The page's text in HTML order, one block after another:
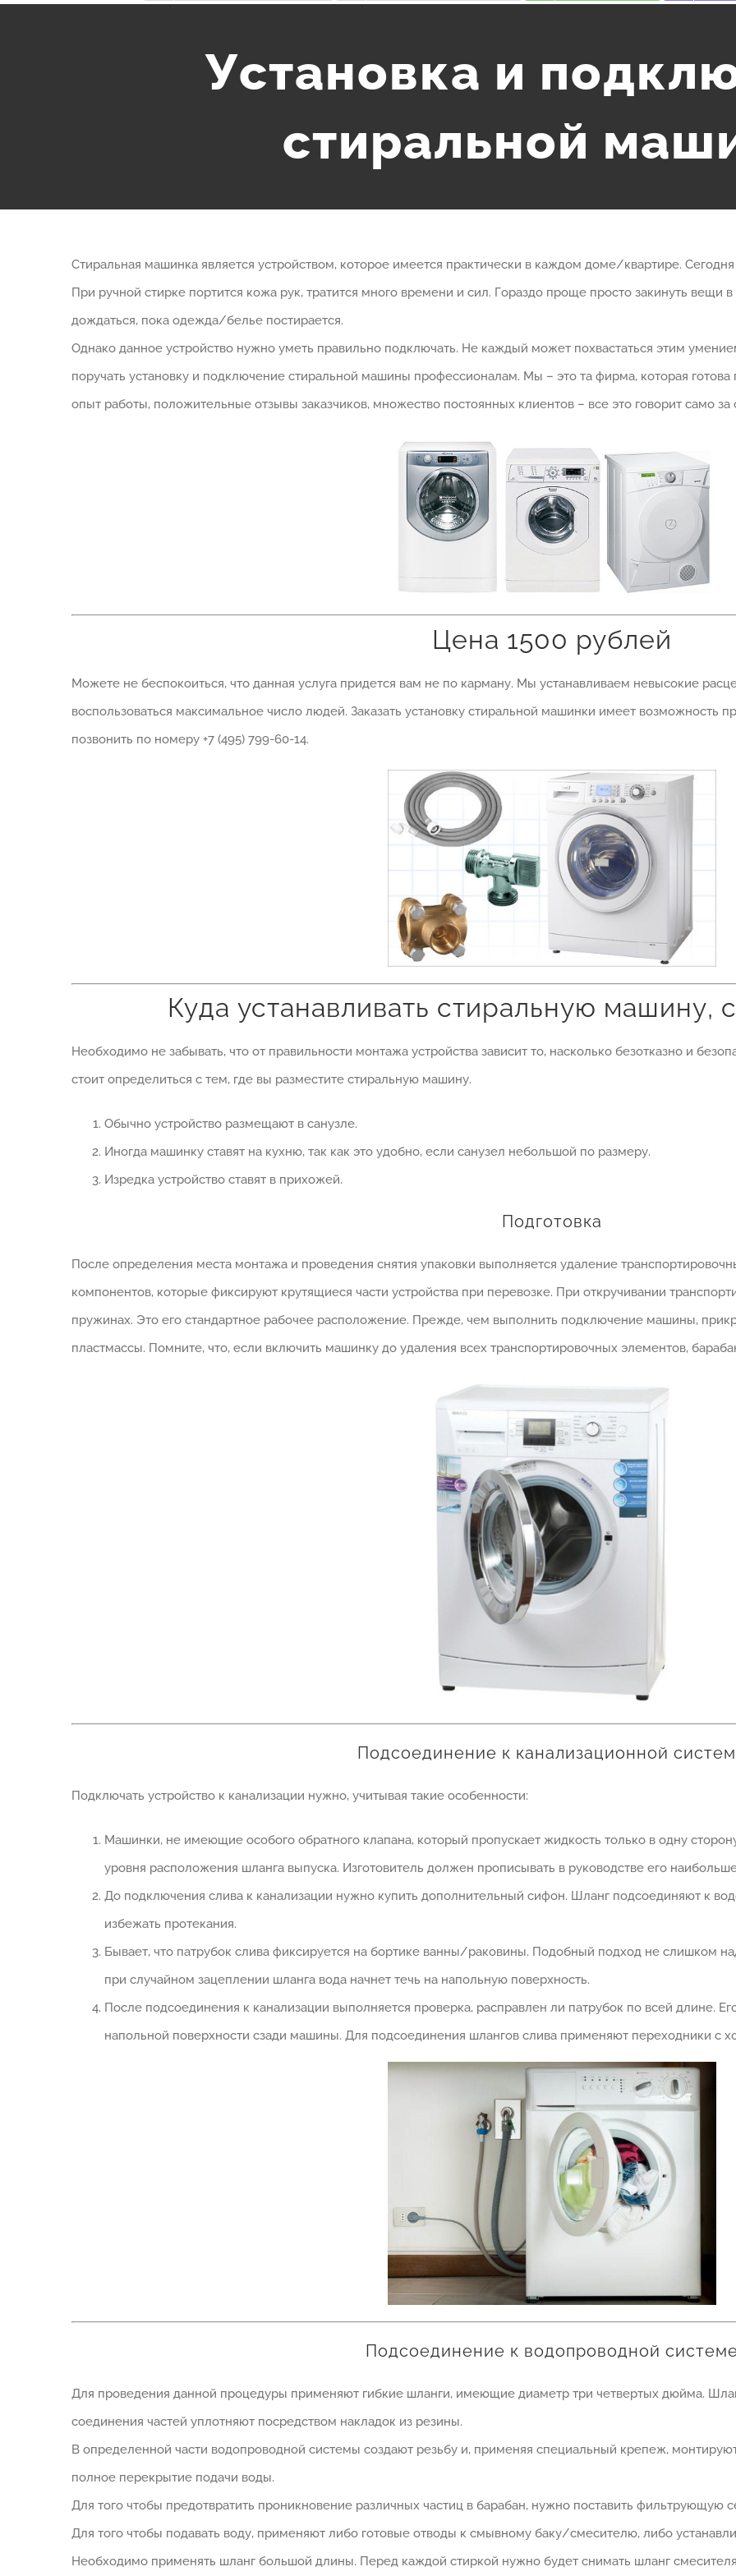
Установка и
стиральной
Стиральная машинка является устройством, которое имеется практически в каждом доме/квартире.
При ручной стирке портится кожа рук, тратится много времени и сил. Гораздо проще просто закинуть
дождаться, пока одежда/белье постирается.
Однако данное устройство нужно уметь правильно подключать. Не каждый может похвастаться этим
поручать установку и подключение стиральной машины профессионалам. Мы – это та фирма, которая
опыт работы, положительные отзывы заказчиков, множество постоянных клиентов – все это говорит само за
Цена 1500 рублей
Можете не беспокоиться, что данная услуга придется вам не по карману. Мы устанавливаем невысокие
воспользоваться максимальное число людей. Заказать установку стиральной машинки имеет возможность
позвонить по номеру +7 (495) 799-60-14.
Куда устанавливать стиральную машину,
Необходимо не забывать, что от правильности монтажа устройства зависит то, насколько безотказно и
стоит определиться с тем, где вы разместите стиральную машину.
Обычно устройство размещают в санузле.
Иногда машинку ставят на кухню, так как это удобно, если санузел небольшой по размеру.
Изредка устройство ставят в прихожей.
Подготовка
После определения места монтажа и проведения снятия упаковки выполняется удаление
компонентов, которые фиксируют крутящиеся части устройства при перевозке. При откручивании
пружинах. Это его стандартное рабочее расположение. Прежде, чем выполнить подключение машины,
пластмассы. Помните, что, если включить машинку до удаления всех транспортировочных элементов,
Подсоединение к канализационной
Подключать устройство к канализации нужно, учитывая такие особенности:
Машинки, не имеющие особого обратного клапана, который пропускает жидкость только в одну
уровня расположения шланга выпуска. Изготовитель должен прописывать в руководстве его
До подключения слива к канализации нужно купить дополнительный сифон. Шланг подсоединяют к
избежать протекания.
Бывает, что патрубок слива фиксируется на бортике ванны/раковины. Подобный подход не слишком
при случайном зацеплении шланга вода начнет течь на напольную поверхность.
После подсоединения к канализации выполняется проверка, расправлен ли патрубок по всей длине.
напольной поверхности сзади машины. Для подсоединения шлангов слива применяют переходники с
Подсоединение к водопроводной
Для проведения данной процедуры применяют гибкие шланги, имеющие диаметр три четвертых дюйма.
соединения частей уплотняют посредством накладок из резины.
В определенной части водопроводной системы создают резьбу и, применяя специальный крепеж,
полное перекрытие подачи воды.
Для того чтобы предотвратить проникновение различных частиц в барабан, нужно поставить фильтрующую
Для того чтобы подавать воду, применяют либо готовые отводы к смывному баку/смесителю, либо
Необходимо применять шланг большой длины. Перед каждой стиркой нужно будет снимать шланг